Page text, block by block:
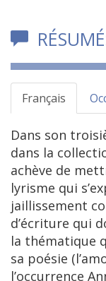
Français
Dans son
dans la
achève de
lyrisme qui
jaillissement
d’écriture qui
la thématique
sa poésie
l’occurrence